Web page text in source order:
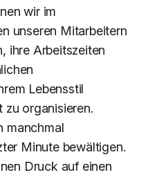
wir im
unseren Mitarbeitern
ihre Arbeitszeiten
Lebensstil
zu organisieren.
manchmal
Minute bewältigen.
Druck auf einen